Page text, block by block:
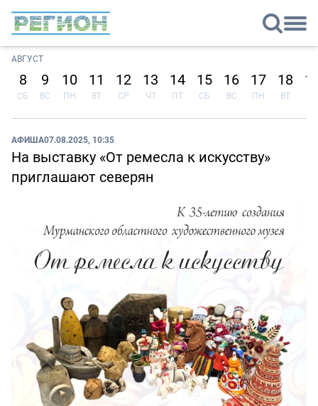
АВГУСТ
8
СБ
9
ВС
10
ПН
11
ВТ
12
СР
13
ЧТ
14
ПТ
15
СБ
16
ВС
17
ПН
18
ВТ
АФИША07.08.2025, 10:35
На выставку «От ремесла к искусству»
приглашают северян